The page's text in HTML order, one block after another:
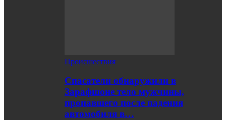
Происшествия
Спасатели обнаружили в
Зарафшоне тело мужчины,
пропавшего после падения
автомобиля в…